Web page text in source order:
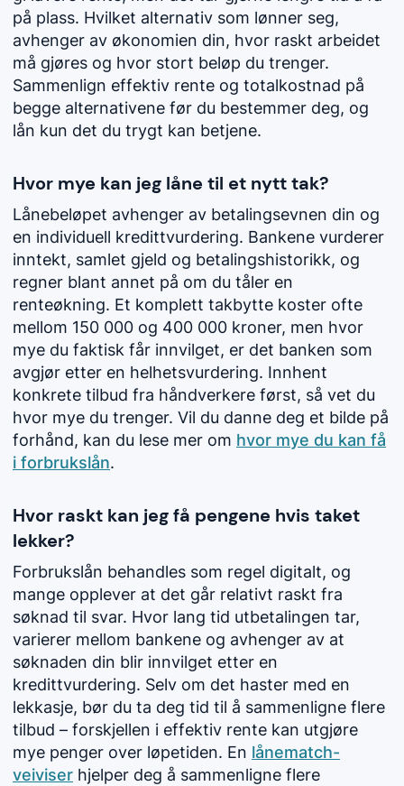
på plass. Hvilket alternativ som lønner seg,
avhenger av økonomien din, hvor raskt arbeidet
må gjøres og hvor stort beløp du trenger.
Sammenlign effektiv rente og totalkostnad på
begge alternativene før du bestemmer deg, og
lån kun det du trygt kan betjene.
Hvor mye kan jeg låne til et nytt tak?
Lånebeløpet avhenger av betalingsevnen din og
en individuell kredittvurdering. Bankene vurderer
inntekt, samlet gjeld og betalingshistorikk, og
regner blant annet på om du tåler en
renteøkning. Et komplett takbytte koster ofte
mellom 150 000 og 400 000 kroner, men hvor
mye du faktisk får innvilget, er det banken som
avgjør etter en helhetsvurdering. Innhent
konkrete tilbud fra håndverkere først, så vet du
hvor mye du trenger. Vil du danne deg et bilde på
forhånd, kan du lese mer om hvor mye du kan få
i forbrukslån.
Hvor raskt kan jeg få pengene hvis taket
lekker?
Forbrukslån behandles som regel digitalt, og
mange opplever at det går relativt raskt fra
søknad til svar. Hvor lang tid utbetalingen tar,
varierer mellom bankene og avhenger av at
søknaden din blir innvilget etter en
kredittvurdering. Selv om det haster med en
lekkasje, bør du ta deg tid til å sammenligne flere
tilbud – forskjellen i effektiv rente kan utgjøre
mye penger over løpetiden. En lånematch-
veiviser hjelper deg å sammenligne flere